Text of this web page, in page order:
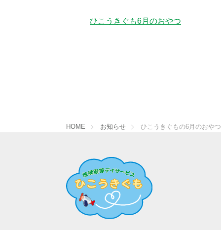
ひこうきぐも6月のおやつ
HOME お知らせ ひこうきぐもの6月のおやつ